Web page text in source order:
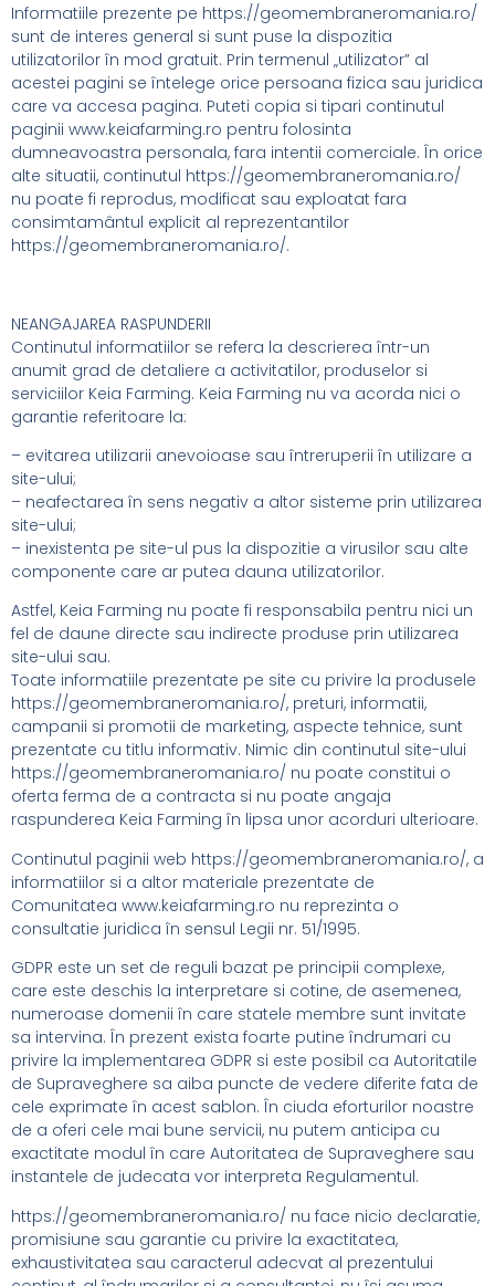
Informatiile prezente pe https://geomembraneromania.ro/
sunt de interes general si sunt puse la dispozitia
utilizatorilor în mod gratuit. Prin termenul „utilizator” al
acestei pagini se întelege orice persoana fizica sau juridica
care va accesa pagina. Puteti copia si tipari continutul
paginii www.keiafarming.ro pentru folosinta
dumneavoastra personala, fara intentii comerciale. În orice
alte situatii, continutul https://geomembraneromania.ro/
nu poate fi reprodus, modificat sau exploatat fara
consimtamântul explicit al reprezentantilor
https://geomembraneromania.ro/.
NEANGAJAREA RASPUNDERII
Continutul informatiilor se refera la descrierea într-un
anumit grad de detaliere a activitatilor, produselor si
serviciilor Keia Farming. Keia Farming nu va acorda nici o
garantie referitoare la:
– evitarea utilizarii anevoioase sau întreruperii în utilizare a
site-ului;
– neafectarea în sens negativ a altor sisteme prin utilizarea
site-ului;
– inexistenta pe site-ul pus la dispozitie a virusilor sau alte
componente care ar putea dauna utilizatorilor.
Astfel, Keia Farming nu poate fi responsabila pentru nici un
fel de daune directe sau indirecte produse prin utilizarea
site-ului sau.
Toate informatiile prezentate pe site cu privire la produsele
https://geomembraneromania.ro/, preturi, informatii,
campanii si promotii de marketing, aspecte tehnice, sunt
prezentate cu titlu informativ. Nimic din continutul site-ului
https://geomembraneromania.ro/ nu poate constitui o
oferta ferma de a contracta si nu poate angaja
raspunderea Keia Farming în lipsa unor acorduri ulterioare.
Continutul paginii web https://geomembraneromania.ro/, a
informatiilor si a altor materiale prezentate de
Comunitatea www.keiafarming.ro nu reprezinta o
consultatie juridica în sensul Legii nr. 51/1995.
GDPR este un set de reguli bazat pe principii complexe,
care este deschis la interpretare si cotine, de asemenea,
numeroase domenii în care statele membre sunt invitate
sa intervina. În prezent exista foarte putine îndrumari cu
privire la implementarea GDPR si este posibil ca Autoritatile
de Supraveghere sa aiba puncte de vedere diferite fata de
cele exprimate în acest sablon. În ciuda eforturilor noastre
de a oferi cele mai bune servicii, nu putem anticipa cu
exactitate modul în care Autoritatea de Supraveghere sau
instantele de judecata vor interpreta Regulamentul.
https://geomembraneromania.ro/ nu face nicio declaratie,
promisiune sau garantie cu privire la exactitatea,
exhaustivitatea sau caracterul adecvat al prezentului